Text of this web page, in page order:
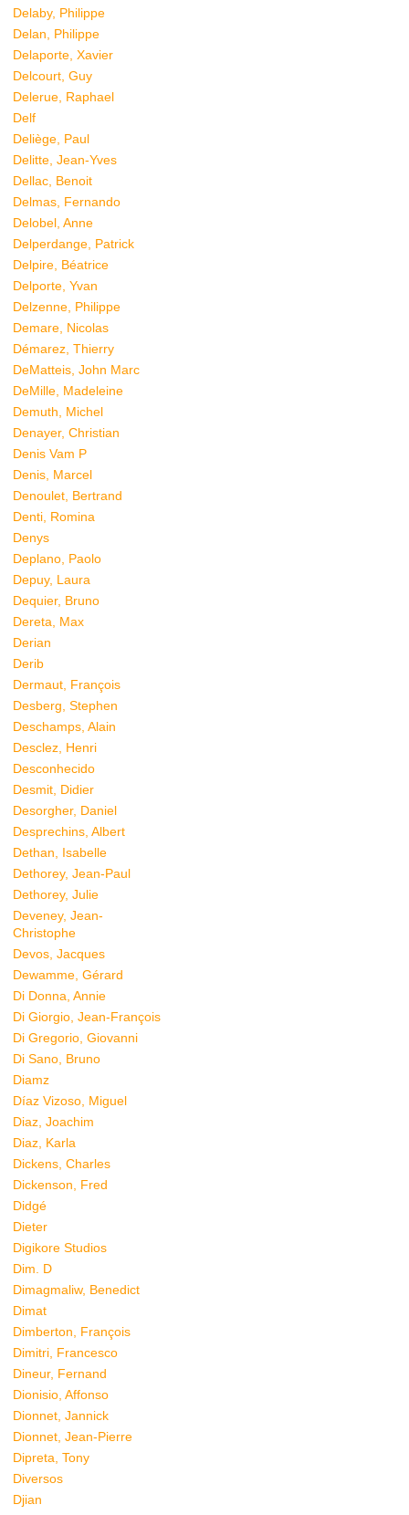
Delaby, Philippe
Delan, Philippe
Delaporte, Xavier
Delcourt, Guy
Delerue, Raphael
Delf
Deliège, Paul
Delitte, Jean-Yves
Dellac, Benoit
Delmas, Fernando
Delobel, Anne
Delperdange, Patrick
Delpire, Béatrice
Delporte, Yvan
Delzenne, Philippe
Demare, Nicolas
Démarez, Thierry
DeMatteis, John Marc
DeMille, Madeleine
Demuth, Michel
Denayer, Christian
Denis Vam P
Denis, Marcel
Denoulet, Bertrand
Denti, Romina
Denys
Deplano, Paolo
Depuy, Laura
Dequier, Bruno
Dereta, Max
Derian
Derib
Dermaut, François
Desberg, Stephen
Deschamps, Alain
Desclez, Henri
Desconhecido
Desmit, Didier
Desorgher, Daniel
Desprechins, Albert
Dethan, Isabelle
Dethorey, Jean-Paul
Dethorey, Julie
Deveney, Jean-
Christophe
Devos, Jacques
Dewamme, Gérard
Di Donna, Annie
Di Giorgio, Jean-François
Di Gregorio, Giovanni
Di Sano, Bruno
Diamz
Díaz Vizoso, Miguel
Diaz, Joachim
Diaz, Karla
Dickens, Charles
Dickenson, Fred
Didgé
Dieter
Digikore Studios
Dim. D
Dimagmaliw, Benedict
Dimat
Dimberton, François
Dimitri, Francesco
Dineur, Fernand
Dionisio, Affonso
Dionnet, Jannick
Dionnet, Jean-Pierre
Dipreta, Tony
Diversos
Djian